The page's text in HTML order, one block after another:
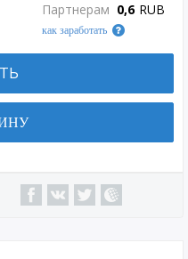
Партнерам 0,6 RUB
как заработать